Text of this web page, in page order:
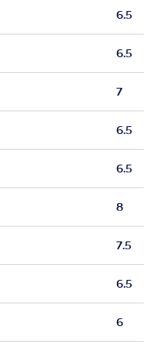
6.5
6.5
7
6.5
6.5
8
7.5
6.5
6